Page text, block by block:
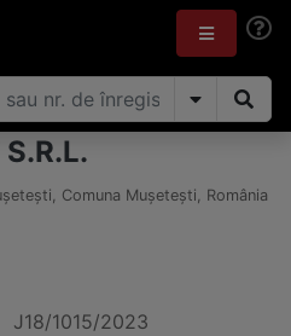
S.R.L.
Comuna Muşeteşti, România
J18/1015/2023